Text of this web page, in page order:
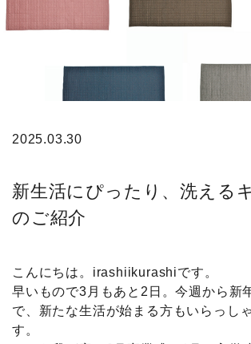
2025.03.30
新生活にぴったり、洗える
のご紹介
こんにちは。irashiikurashiです。
早いもので3月もあと2日。今週から新
で、新たな生活が始まる方もいらっし
す。